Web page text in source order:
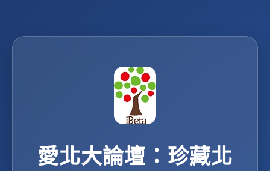
愛北大論壇：珍藏北